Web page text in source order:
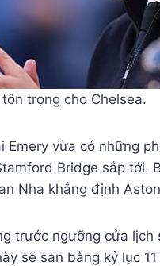
trọng cho Chelsea.
Emery vừa có những
Bridge sắp tới.
Nha khẳng định
trước ngưỡng cửa
sẽ san bằng kỷ lục